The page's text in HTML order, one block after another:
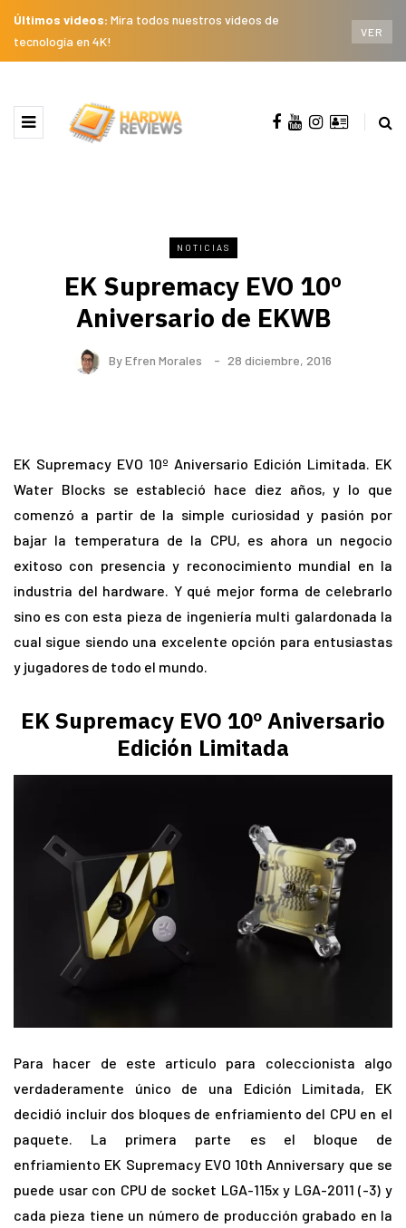
Últimos videos: Mira todos nuestros videos de
tecnología en 4K!
VER
NOTICIAS
EK Supremacy EVO 10º
Aniversario de EKWB
ByEfren Morales 28 diciembre, 2016
EK Supremacy EVO 10º Aniversario Edición Limitada. EK
Water Blocks se estableció hace diez años, y lo que
comenzó a partir de la simple curiosidad y pasión por
bajar la temperatura de la CPU, es ahora un negocio
exitoso con presencia y reconocimiento mundial en la
industria del hardware. Y qué mejor forma de celebrarlo
sino es con esta pieza de ingeniería multi galardonada la
cual sigue siendo una excelente opción para entusiastas
y jugadores de todo el mundo.
EK Supremacy EVO 10º Aniversario
Edición Limitada
Para hacer de este articulo para coleccionista algo
verdaderamente único de una Edición Limitada, EK
decidió incluir dos bloques de enfriamiento del CPU en el
paquete. La primera parte es el bloque de
enfriamiento EK Supremacy EVO 10th Anniversary que se
puede usar con CPU de socket LGA-115x y LGA-2011 (-3) y
cada pieza tiene un número de producción grabado en la